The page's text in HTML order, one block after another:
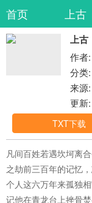
首页 上
上古
作者:
分类:
来源
更新
TXT下载
凡间百姓若遇坎坷离
之劫前三百年的记忆
个人这六万年来孤独
记他在青龙台上挫骨